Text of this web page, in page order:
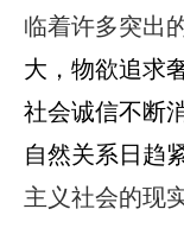
临着许多突出
大，物欲追求
社会诚信不断
自然关系日趋
主义社会的现